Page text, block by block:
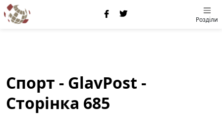
Розділи
Спорт - GlavPost -
Сторінка 685